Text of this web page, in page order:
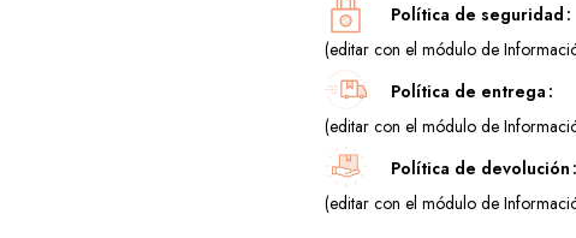
Política de seguridad
(editar con el módulo de
Política de entrega
(editar con el módulo de
Política de devolución
(editar con el módulo de